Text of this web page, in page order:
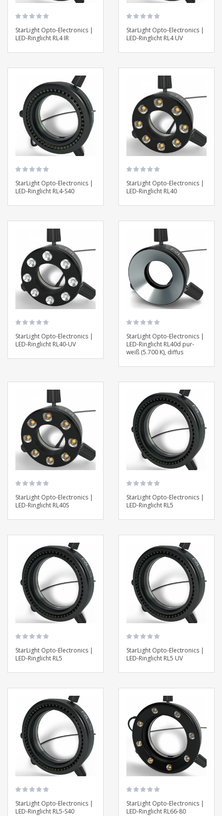
StarLight Opto-Electronics |
LED-Ringlicht RL4 IR
StarLight Opto-Electronics |
LED-Ringlicht RL4 UV
StarLight Opto-Electronics |
LED-Ringlicht RL4-S40
StarLight Opto-Electronics |
LED-Ringlicht RL40
StarLight Opto-Electronics |
LED-Ringlicht RL40-UV
StarLight Opto-Electronics |
LED-Ringlicht RL40d pur-
weiß (5.700 K), diffus
StarLight Opto-Electronics |
LED-Ringlicht RL40S
StarLight Opto-Electronics |
LED-Ringlicht RL5
StarLight Opto-Electronics |
LED-Ringlicht RL5
StarLight Opto-Electronics |
LED-Ringlicht RL5 UV
StarLight Opto-Electronics |
LED-Ringlicht RL5-S40
StarLight Opto-Electronics |
LED-Ringlicht RL66-80